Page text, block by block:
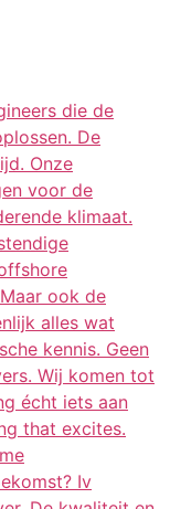
die de
De
Onze
voor de
klimaat.
ook de
alles wat
kennis. Geen
Wij komen tot
écht iets aan
that excites.
Iv